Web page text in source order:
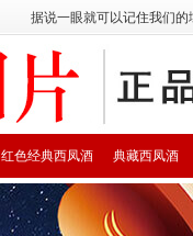
据说一眼就可以记住我们
典藏西凤酒
红色经典西凤酒